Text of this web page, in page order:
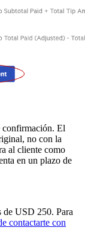
confirmación. El
no con la
al cliente como
en un plazo de
de USD 250. Para
contactarte con